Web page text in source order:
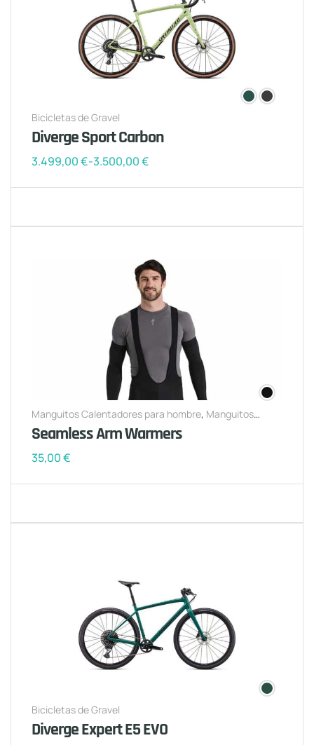
Bicicletas de Gravel
Diverge Sport Carbon
3.499,00€-3.500,00€
Manguitos Calentadores para hombre, Manguitos
Calentadores para mujer
Seamless Arm Warmers
35,00€
Bicicletas de Gravel
Diverge Expert E5 EVO